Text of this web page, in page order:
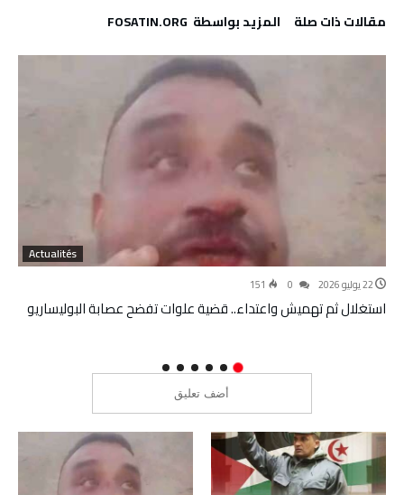
‫مقالات ذات صلة‬ ‫‫المزيد بواسطة‬ ‬ FOSATIN.ORG
Actualités
22 يوليو 2026 151
استغلال ثم تهميش واعتداء.. قضية علوات تفضح عصابة البوليساريو